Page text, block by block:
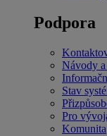
Podpora
Návody
Stav
Pro
Komunita